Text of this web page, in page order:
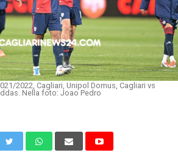
2022, Cagliari, Unipol Domus, Cagliari vs
Nella foto: Joao Pedro